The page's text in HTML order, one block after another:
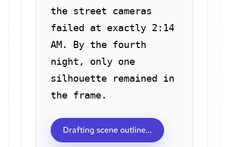
the street cameras
failed at exactly 2:14
AM. By the fourth
night, only one
silhouette remained in
the frame.
Drafting scene outline...